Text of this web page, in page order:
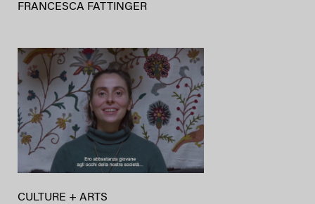
FRANCESCA FATTINGER
CULTURE + ARTS